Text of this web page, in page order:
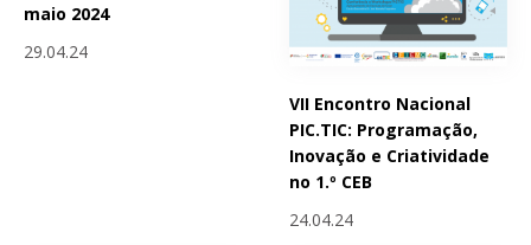
maio 2024
29.04.24
VII Encontro Nacional
PIC.TIC: Programação,
Inovação e Criatividade
no 1.º CEB
24.04.24